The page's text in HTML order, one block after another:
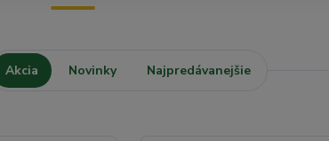
Akcia Novinky Najpredávanejšie